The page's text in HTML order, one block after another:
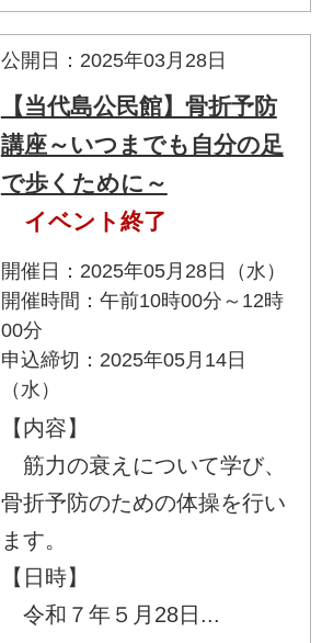
公開日：2025年03月28日
【当代島公民館】骨折予防
講座～いつまでも自分の足
で歩くために～
イベント終了
開催日：2025年05月28日（水）
開催時間：午前10時00分～12時
00分
申込締切：2025年05月14日
（水）
【内容】
筋力の衰えについて学び、
骨折予防のための体操を行い
ます。
【日時】
令和７年５月28日...